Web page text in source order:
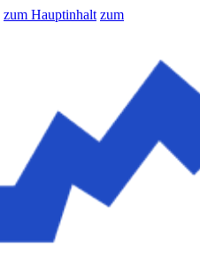
zum Hauptinhalt zum